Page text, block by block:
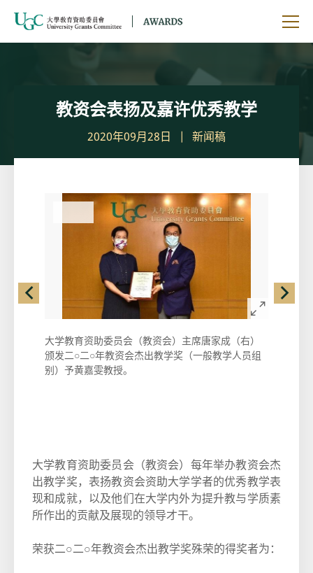
开
教资会表扬及嘉许优秀教学
2020年09月28日 新闻稿
左
大学教育资助委员会（教资会）主席唐家成（右）
颁发二○二○年教资会杰出教学奖（一般教学人员组
别）予黄嘉雯教授。
右
大学教育资助委员会（教资会）每年举办教资会杰
出教学奖，表扬教资会资助大学学者的优秀教学表
现和成就，以及他们在大学内外为提升教与学质素
所作出的贡献及展现的领导才干。
荣获二○二○年教资会杰出教学奖殊荣的得奖者为：